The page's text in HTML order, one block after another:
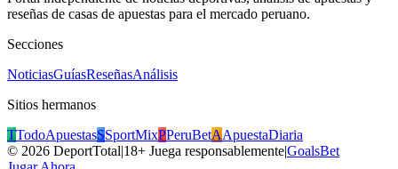
reseñas de casas de apuestas para el mercado peruano.
Secciones
NoticiasGuíasReseñasAnálisis
Sitios hermanos
TTodoApuestasSSportMixPPeruBetAApuestaDiaria
© 2026 DeportTotal|18+ Juega responsablemente|GoalsBet